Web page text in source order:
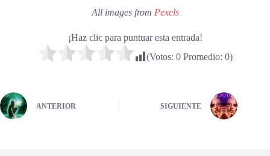
All images from Pexels
¡Haz clic para puntuar esta entrada!
(Votos: 0Promedio: 0)
ANTERIOR SIGUIENTE